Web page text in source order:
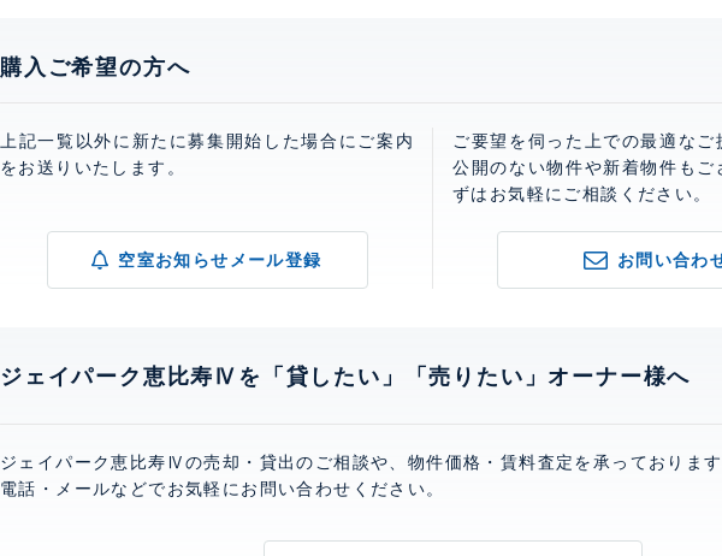
購入ご希望の方へ
上記一覧以外に新たに募集開始した場合にご案内
をお送りいたします。
空室お知らせメール登録
ご要望を伺った上での最適な
公開のない物件や新着物件も
ずはお気軽にご相談ください。
お問い合わ
ジェイパーク恵比寿Ⅳを「貸したい」「売りたい」オーナー様へ
ジェイパーク恵比寿Ⅳの売却・貸出のご相談や、物件価格・賃料査定を承っておりま
電話・メールなどでお気軽にお問い合わせください。